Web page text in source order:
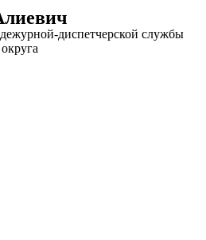
диспетчерской службы